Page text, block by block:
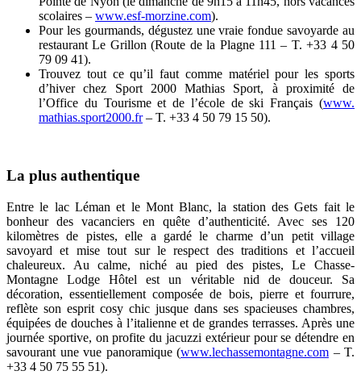
scolaires – www.esf-morzine.com).
Pour les gourmands, dégustez une vraie fondue savoyarde au
restaurant Le Grillon (Route de la Plagne 111 – T. +33 4 50
79 09 41).
Trouvez tout ce qu’il faut comme matériel pour les sports
d’hiver chez Sport 2000 Mathias Sport, à proximité de
l’Office du Tourisme et de l’école de ski Français (www.
mathias.sport2000.fr– T. +33 4 50 79 15 50).
La plus authentique
Entre le lac Léman et le Mont Blanc, la station des Gets fait le
bonheur des vacanciers en quête d’authenticité. Avec ses 120
kilomètres de pistes, elle a gardé le charme d’un petit village
savoyard et mise tout sur le respect des traditions et l’accueil
chaleureux. Au calme, niché au pied des pistes, Le Chasse-
Montagne Lodge Hôtel est un véritable nid de douceur. Sa
décoration, essentiellement composée de bois, pierre et fourrure,
reflète son esprit cosy chic jusque dans ses spacieuses chambres,
équipées de douches à l’italienne et de grandes terrasses. Après une
journée sportive, on profite du jacuzzi extérieur pour se détendre en
savourant une vue panoramique (www.lechassemontagne.com – T.
+33 4 50 75 55 51).